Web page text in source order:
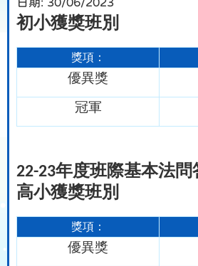
日期: 30/06/2023
初小獲獎班別
獎項：
優異獎
冠軍
22-23年度班際基本法問
高小獲獎班別
獎項：
優異獎